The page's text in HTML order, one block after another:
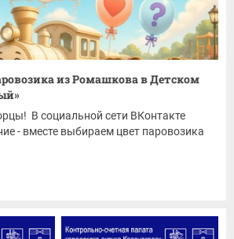
из Ромашкова в Детском
В социальной сети ВКонтакте
- вместе выбираем цвет паровозика